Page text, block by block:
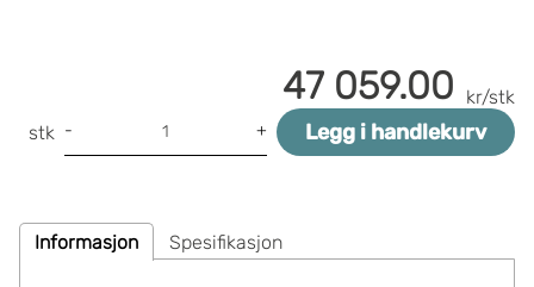
47 059.00
kr/stk
stk - + Legg i handlekurv
Informasjon Spesifikasjon